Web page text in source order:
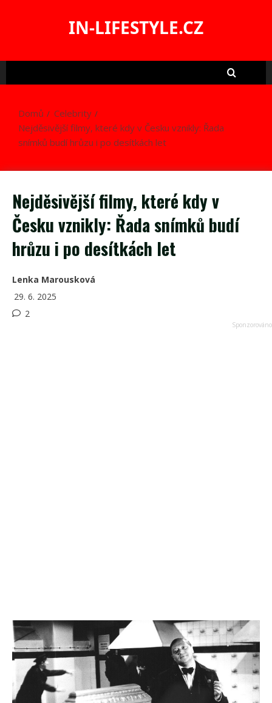
IN-LIFESTYLE.CZ
Domů
Celebrity
Nejděsivější filmy, které kdy v Česku vznikly: Řada
snímků budí hrůzu i po desítkách let
Nejděsivější filmy, které kdy v
Česku vznikly: Řada snímků budí
hrůzu i po desítkách let
Lenka Marousková
29. 6. 2025
2